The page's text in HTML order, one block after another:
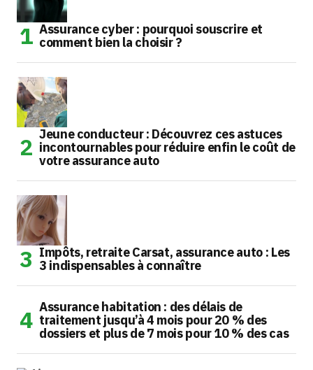
Assurance cyber : pourquoi souscrire et
comment bien la choisir ?
Jeune conducteur : Découvrez ces astuces
incontournables pour réduire enfin le coût de
votre assurance auto
Impôts, retraite Carsat, assurance auto : Les
3 indispensables à connaître
Assurance habitation : des délais de
traitement jusqu’à 4 mois pour 20 % des
dossiers et plus de 7 mois pour 10 % des cas